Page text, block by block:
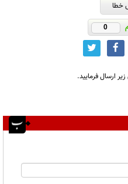
خطا
0
ارسال فرمایید.